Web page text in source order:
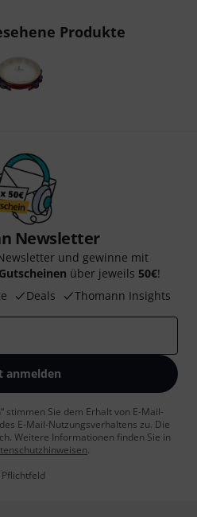
Produkte
Newsletter
und gewinne mit
über jeweils 50€!
Deals Thomann Insights
anmelden
stimmen Sie dem Erhalt von E-Mail-
E-Mail-Nutzungsverhaltens zu. Die
Weitere Informationen finden Sie in
.